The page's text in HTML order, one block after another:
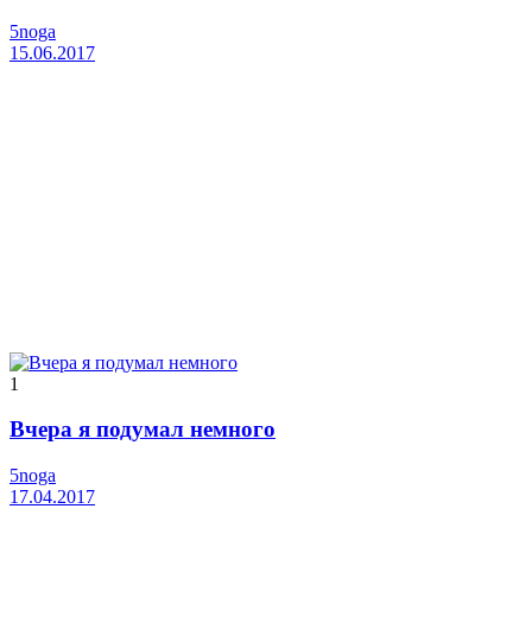
5noga
15.06.2017
1
Вчера я подумал немного
5noga
17.04.2017